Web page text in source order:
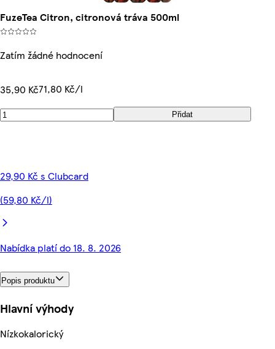
FuzeTea Citron, citronová tráva 500ml
Zatím žádné hodnocení
35,90 Kč71,80 Kč/l
Přidat
29,90 Kč s Clubcard
(59,80 Kč/l)
Nabídka platí do 18. 8. 2026
Popis produktu
Hlavní výhody
Nízkokalorický